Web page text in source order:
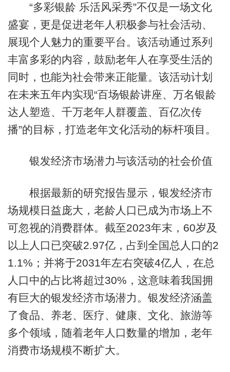
“多彩银龄 乐活风采秀”不仅是一场文化
盛宴，更是促进老年人积极参与社会活动、
展现个人魅力的重要平台。该活动通过系列
丰富多彩的内容，鼓励老年人在享受生活的
同时，也能为社会带来正能量。该活动计划
在未来五年内实现“百场银龄讲座、万名银龄
达人塑造、千万老年人群覆盖、百亿次传
播”的目标，打造老年文化活动的标杆项目。
银发经济市场潜力与该活动的社会价值
根据最新的研究报告显示，银发经济市
场规模日益庞大，老龄人口已成为市场上不
可忽视的消费群体。截至2023年末，60岁及
以上人口已突破2.97亿，占到全国总人口的2
1.1%；并将于2031年左右突破4亿人，在总
人口中的占比将超过30%，这意味着我国拥
有巨大的银发经济市场潜力。银发经济涵盖
了食品、养老、医疗、健康、文化、旅游等
多个领域，随着老年人口数量的增加，老年
消费市场规模不断扩大。